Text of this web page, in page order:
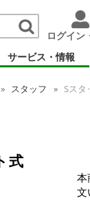
ログイン
サービス・情報
スタッフ
Sス
式
本
文